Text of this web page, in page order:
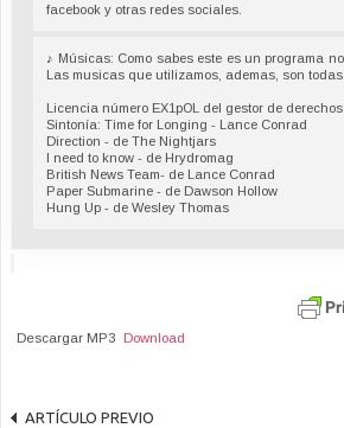
facebook y otras redes sociales.
♪ Músicas: Como sabes este es un programa
Las musicas que utilizamos, ademas, son todas
Licencia número EX1pOL del gestor de derechos
Sintonía: Time for Longing - Lance Conrad
Direction - de The Nightjars
I need to know - de Hrydromag
British News Team- de Lance Conrad
Paper Submarine - de Dawson Hollow
Hung Up - de Wesley Thomas
Descargar MP3 Download
ARTÍCULO PREVIO